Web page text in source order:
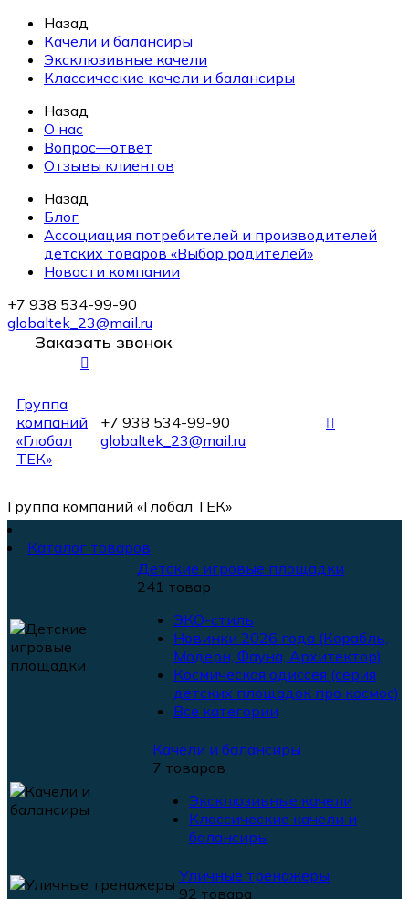
Назад
Качели и балансиры
Эксклюзивные качели
Классические качели и балансиры
Назад
О нас
Вопрос—ответ
Отзывы клиентов
Назад
Блог
Ассоциация потребителей и производителей
детских товаров «Выбор родителей»
Новости компании
+7 938 534-99-90
globaltek_23@mail.ru
Заказать звонок
Группа
компаний
«Глобал
ТЕК»
+7 938 534-99-90
globaltek_23@mail.ru
Группа компаний «Глобал ТЕК»
Каталог товаров
Детские игровые площадки
241 товар
ЭКО-стиль
Новинки 2026 года (Корабль,
Модерн, Фауна, Архитектор)
Космическая одиссея (серия
детских площадок про космос)
Все категории
Качели и балансиры
7 товаров
Эксклюзивные качели
Классические качели и
балансиры
Уличные тренажеры
92 товара